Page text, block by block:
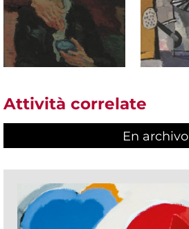
Attività correlate
En archivo